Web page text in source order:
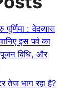
: वेदव्यास
इस पर्व का
पूजन विधि, और
तेज भाग रहा है?